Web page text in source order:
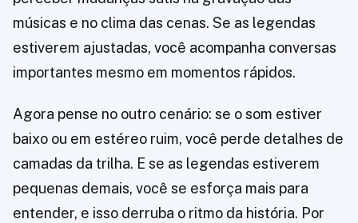
músicas e no clima das cenas. Se as legendas
estiverem ajustadas, você acompanha conversas
importantes mesmo em momentos rápidos.
Agora pense no outro cenário: se o som estiver
baixo ou em estéreo ruim, você perde detalhes de
camadas da trilha. E se as legendas estiverem
pequenas demais, você se esforça mais para
entender, e isso derruba o ritmo da história. Por